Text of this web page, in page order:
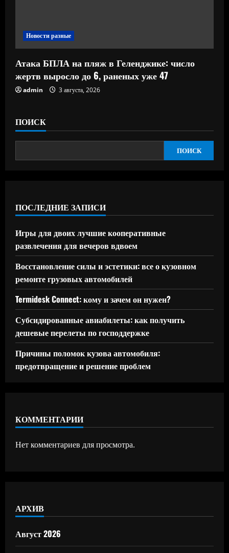
Новости разные
Атака БПЛА на пляж в Геленджике: число
жертв выросло до 6, раненых уже 47
admin 3 августа, 2026
ПОИСК
ПОИСК
ПОСЛЕДНИЕ ЗАПИСИ
Игры для двоих лучшие кооперативные
развлечения для вечеров вдвоем
Восстановление силы и эстетики: все о кузовном
ремонте грузовых автомобилей
Termidesk Connect: кому и зачем он нужен?
Субсидированные авиабилеты: как получить
дешевые перелеты по господдержке
Причины поломок кузова автомобиля:
предотвращение и решение проблем
КОММЕНТАРИИ
Нет комментариев для просмотра.
АРХИВ
Август 2026